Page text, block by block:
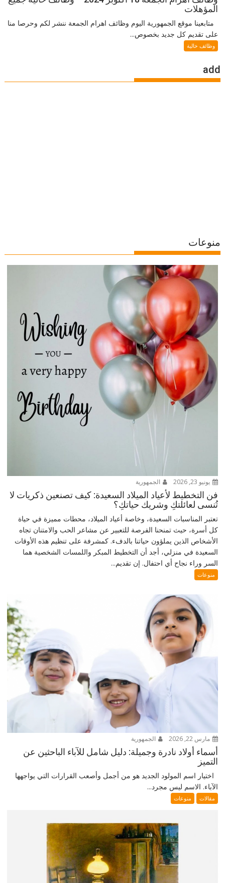
المؤهلات
متابعينا موقع الجمهورية اليوم وظائف اهرام الجمعة ننشر لكم وحرصا منا
على تقديم كل جديد بخصوص...
وظائف خالية
add
منوعات
يونيو 23, 2026 الجمهورية
فن التخطيط لأعياد الميلاد السعيدة: كيف تصنعين ذكريات لا
تُنسى لعائلتكِ وشريك حياتكِ؟
تعتبر المناسبات السعيدة، وخاصة أعياد الميلاد، محطات مميزة في حياة
كل أسرة، حيث تمنحنا الفرصة للتعبير عن مشاعر الحب والامتنان تجاه
الأشخاص الذين يملؤون حياتنا بالدفء. كمشرفة على تنظيم هذه الأوقات
السعيدة في منزلي، أجد أن التخطيط المبكر واللمسات الشخصية هما
السر وراء نجاح أي احتفال. إن تقديم...
منوعات
مارس 22, 2026 الجمهورية
أسماء أولاد نادرة وجميلة: دليل شامل للآباء الباحثين عن
التميز
اختيار اسم المولود الجديد هو من أجمل وأصعب القرارات التي يواجهها
الآباء. الاسم ليس مجرد...
مقالات منوعات